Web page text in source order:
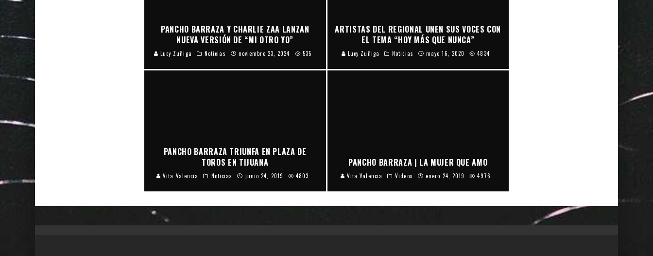
PANCHO BARRAZA Y CHARLIE ZAA LANZAN
NUEVA VERSIÓN DE “MI OTRO YO”
Lucy Zuñiga Noticias noviembre 23, 2024 535
ARTISTAS DEL REGIONAL UNEN SUS VOCES CON
EL TEMA “HOY MÁS QUE NUNCA”
Lucy Zuñiga Noticias mayo 16, 2020 4834
PANCHO BARRAZA TRIUNFA EN PLAZA DE
TOROS EN TIJUANA
Vita Valencia Noticias junio 24, 2019 4803
PANCHO BARRAZA | LA MUJER QUE AMO
Vita Valencia Videos enero 24, 2019 4976